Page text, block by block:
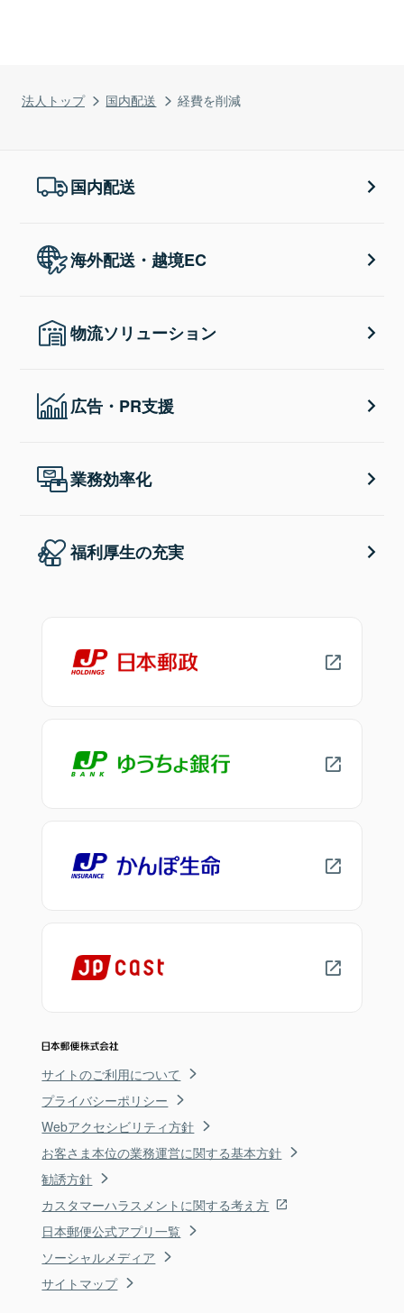
法人トップ 国内配送 経費を削減
国内配送
海外配送・越境EC
物流ソリューション
広告・PR支援
業務効率化
福利厚生の充実
サイトのご利用について
プライバシーポリシー
Webアクセシビリティ方針
お客さま本位の業務運営に関する基本方針
勧誘方針
カスタマーハラスメントに関する考え方
日本郵便公式アプリ一覧
ソーシャルメディア
サイトマップ